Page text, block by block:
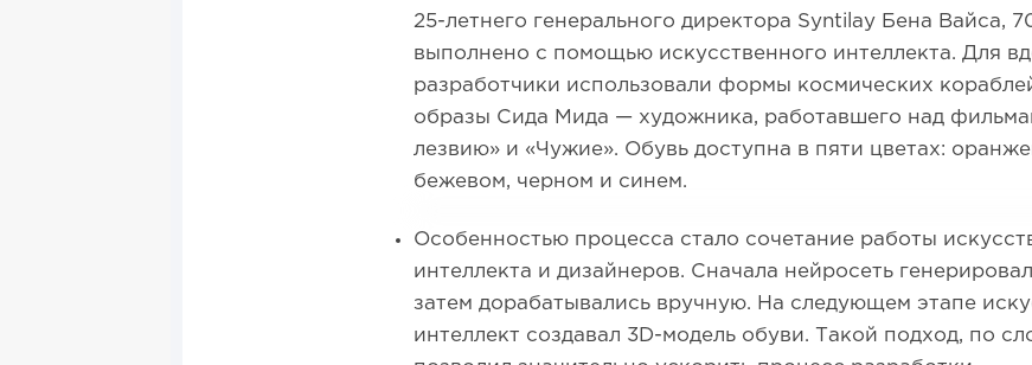
25-летнего генерального директора Syntilay Бена Вайса,
выполнено с помощью искусственного интеллекта. Для
разработчики использовали формы космических
образы Сида Мида — художника, работавшего над
лезвию» и «Чужие». Обувь доступна в пяти цветах:
бежевом, черном и синем.
Особенностью процесса стало сочетание работы
интеллекта и дизайнеров. Сначала нейросеть
затем дорабатывались вручную. На следующем этапе
интеллект создавал 3D-модель обуви. Такой подход, по